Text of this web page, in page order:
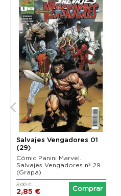
Salvajes Vengadores 01
(29)
Cómic Panini Marvel.
Salvajes Vengadores nº 29
(Grapa)
2,85 €
3,00 €
Comprar